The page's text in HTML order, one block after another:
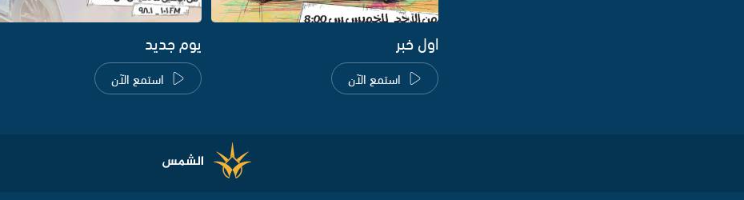
اول خبر
استمع الآن
يوم جديد
استمع الآن